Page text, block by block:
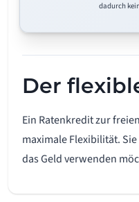
dadurch
Der
Ein Ratenkredit zur
maximale Flexibilität.
das Geld verwenden